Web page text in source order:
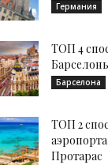
Германия
ТОП 4
Барселона
ТОП 2
Протарас